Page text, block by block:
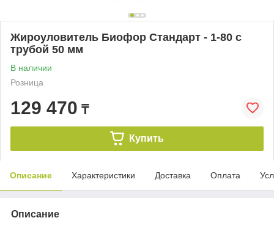
Жироуловитель Биофор Стандарт - 1-80 с
трубой 50 мм
В наличии
Розница
129 470 ₸
Купить
Описание Характеристики Доставка Оплата
Описание